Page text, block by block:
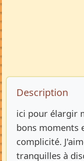
Description
Description
ici pour élargir
bons moments
complicité.
tranquilles à